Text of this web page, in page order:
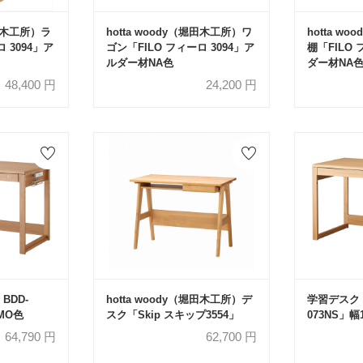
工所）ラ
3094」ア
48,400円
hotta woody（堀田木工所）ワ
ゴン「FILO フィーロ 3094」ア
ルダー材NA色
24,200 円
hotta
棚「FILO
ダー材NA
BDD-
色
64,790円
hotta woody（堀田木工所）デ
スク「Skip スキップ3554」
62,700 円
学習デスク
073NS」